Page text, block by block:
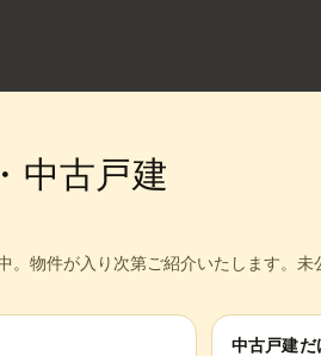
中古戸建
物件が入り次第ご紹介いたします。未
中古戸建